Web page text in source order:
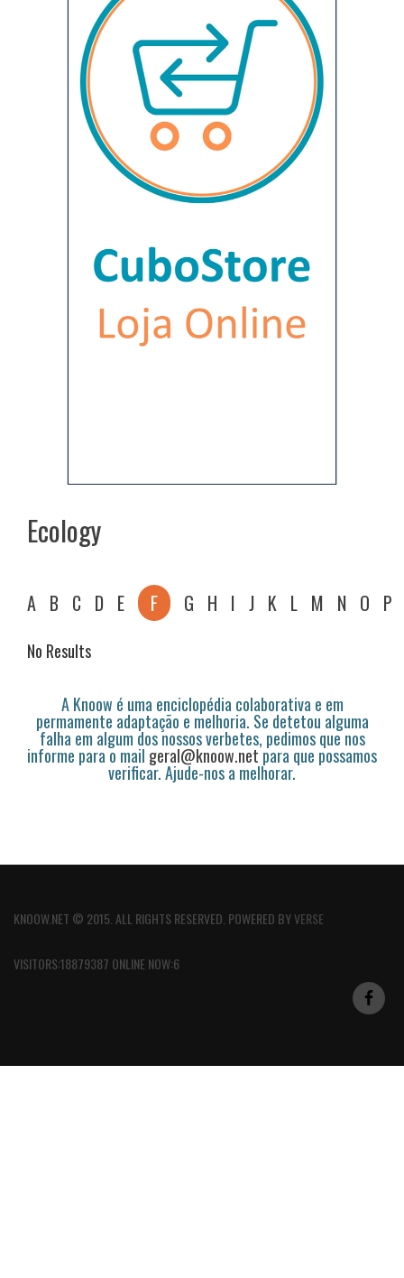
Ecology
A B C D E F G H I J K L M N O P
No Results
A Knoow é uma enciclopédia colaborativa e em
permamente adaptação e melhoria. Se detetou alguma
falha em algum dos nossos verbetes, pedimos que nos
informe para o mail geral@knoow.netpara que possamos
verificar. Ajude-nos a melhorar.
KNOOW.NET © 2015. ALL RIGHTS RESERVED. POWERED BYVERSE
VISITORS:18879387 ONLINE NOW:6